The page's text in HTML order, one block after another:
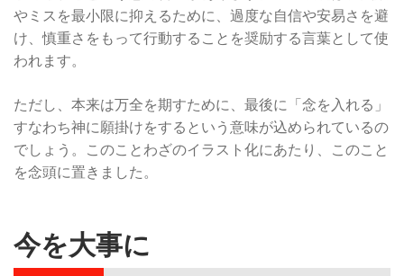
やミスを最小限に抑えるために、過度な自信や安易さを避
け、慎重さをもって行動することを奨励する言葉として使
われます。
ただし、本来は万全を期すために、最後に「念を入れる」
すなわち神に願掛けをするという意味が込められているの
でしょう。このことわざのイラスト化にあたり、このこと
を念頭に置きました。
今を大事に